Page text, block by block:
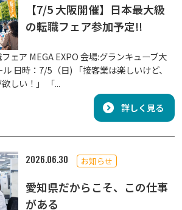
【7/5 大阪開催】日本最大級
の転職フェア参加予定!!
ェア MEGA EXPO 会場:グランキューブ大
日時：7/5（日) 「接客業は楽しいけど、
しい！」 「...
詳しく見る
2026.06.30 お知らせ
愛知県だからこそ、この仕事
がある